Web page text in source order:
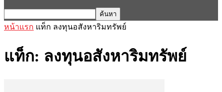
หน้าแรก แท็ก ลงทุนอสังหาริมทรัพย์
แท็ก: ลงทุนอสังหาริมทรัพย์